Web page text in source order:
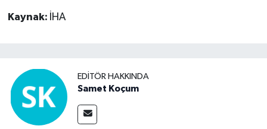
Kaynak: İHA
EDITÖR HAKKINDA
Samet Koçum